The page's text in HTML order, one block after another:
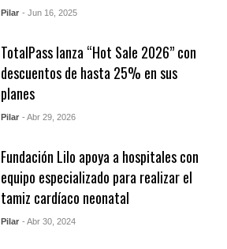
Pilar - Jun 16, 2025
TotalPass lanza “Hot Sale 2026” con
descuentos de hasta 25% en sus
planes
Pilar - Abr 29, 2026
Fundación Lilo apoya a hospitales con
equipo especializado para realizar el
tamiz cardíaco neonatal
Pilar - Abr 30, 2024